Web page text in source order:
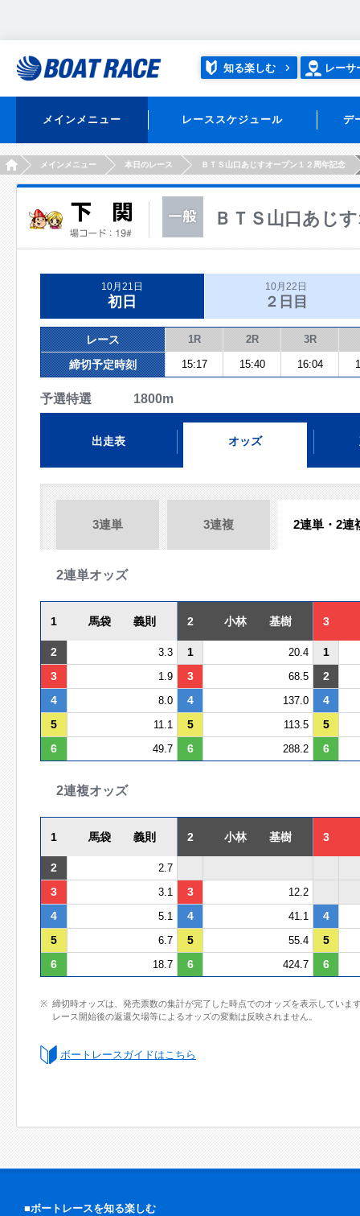
知る楽しむ レーサ
メインメニュー レーススケジュール デ
HOMEメインメニュー 本日のレース ＢＴＳ山口あじすオープン１２周年記念
ＢＴＳ山口あじ
10月21日
初日
10月22日
２日目
レース 1R 2R 3R
締切予定時刻 15:17 15:40 16:04
予選特選 1800m
出走表 オッズ
3連単 3連複 2連単・2連
2連単オッズ
1 馬袋 義則 2 小林 基樹 3
2 3.3 1 20.4
1
3
1.9 3 68.5
2
4
8.0 4 137.0
4
5
11.1 5 113.5
5
6
49.7 6 288.2 6
2連複オッズ
1 馬袋 義則 2 小林 基樹 3
2 2.7
3 3.1 3 12.2
4 5.1 4 41.1
4
5
6.7 5 55.4
5
6
18.7 6 424.7 6
締切時オッズは、発売票数の集計が完了した時点でのオッズを表示していま
レース開始後の返還欠場等によるオッズの変動は反映されません。
ボートレースガイドはこちら
■ボートレースを知る楽しむ